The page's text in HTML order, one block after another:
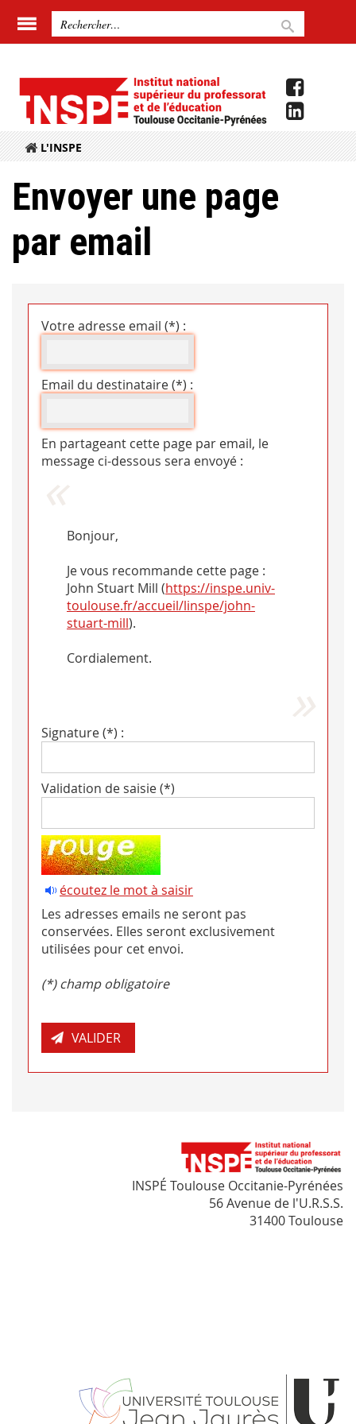
L'INSPE
Envoyer une page
par email
Votre adresse email (*) :
Email du destinataire (*) :
En partageant cette page par email, le
message ci-dessous sera envoyé :
Bonjour,
Je vous recommande cette page :
John Stuart Mill (https://inspe.univ-
toulouse.fr/accueil/linspe/john-
stuart-mill).
Cordialement.
Signature (*) :
Validation de saisie (*)
écoutez le mot à saisir
Les adresses emails ne seront pas
conservées. Elles seront exclusivement
utilisées pour cet envoi.
(*) champ obligatoire
INSPÉ Toulouse Occitanie-Pyrénées
56 Avenue de l'U.R.S.S.
31400 Toulouse